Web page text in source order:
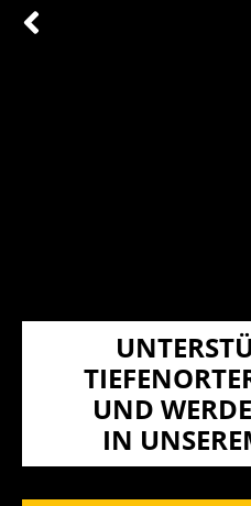
ND WERDE
N